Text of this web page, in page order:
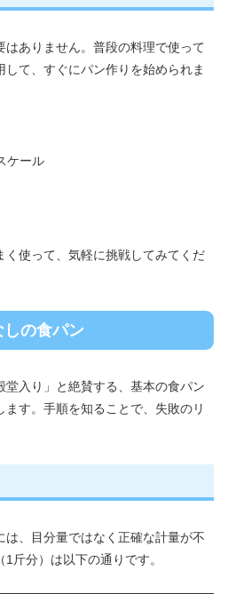
ありません。普段の料理で使って
て、すぐにパン作りを始められま
ケール
く使って、気軽に挑戦してみてくだ
の食パン
堂入り」と絶賛する、基本の食パン
す。手順を知ることで、失敗のリ
は、目分量ではなく正確な計量が不
斤分）は以下の通りです。